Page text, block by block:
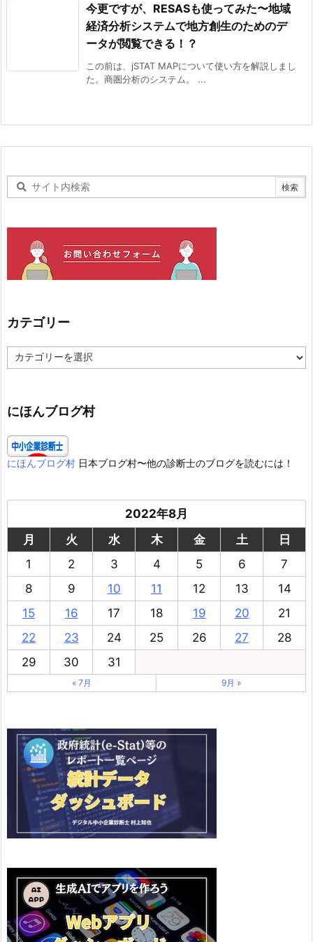
今更ですが、RESASも使ってみた〜地域
経済分析システムで地方創生のためのデ
ータが閲覧できる！？
この前は、jSTAT MAPについて使い方を解説しまし
た。商圏分析のシステム。 ...
カテゴリー
テ
ー
にほんブログ村
にほんブログ村 日本ブログ村〜他の診断士のブログを読むには！
2022年8月
月
火 水 木 金 土
日
1
2 3 4 5 6
7
8
9 10 11 12 13
14
15
16 17 18 19 20
21
22
23 24 25 26 27
28
29
30 31
« 7月 9月 »